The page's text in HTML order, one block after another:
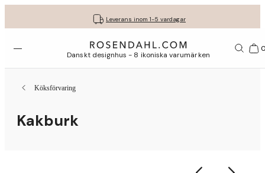
Leverans inom 1-5 vardagar
Fri frakt på köp för minst 849 kr.
30 dagars fri retur med GLS
Få dina presenter fint inslagna
Öppna menyn Danskt designhus - 8 ikoniska varumärken
Köksförvaring
Kakburk